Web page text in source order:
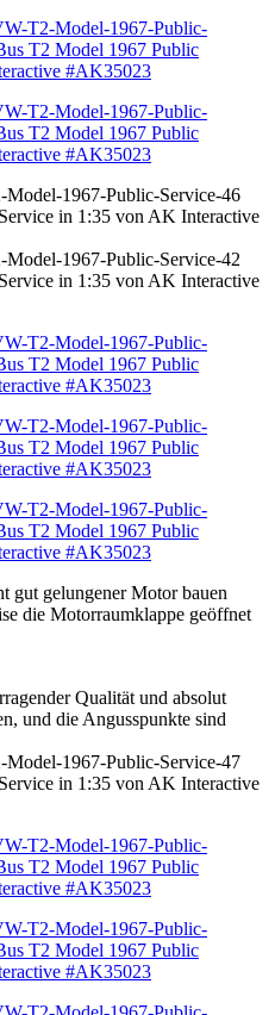
gut gelungener Motor bauen
die Motorraumklappe geöffnet
Qualität und absolut
und die Angusspunkte sind